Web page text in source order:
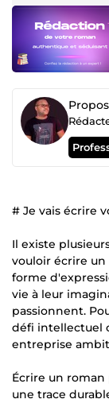
# Je vais écrire
Il existe
vouloir écrire un
forme
vie à leur
passionnent.
défi intellectuel
entreprise
Écrire un
une trace